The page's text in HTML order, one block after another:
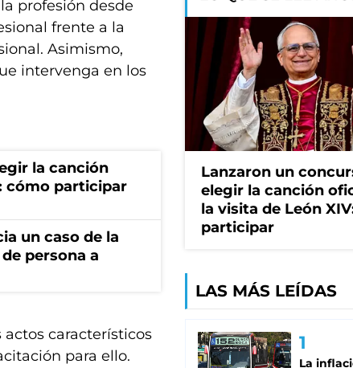
profesión desde
frente a la
Asimismo,
intervenga en los
la canción
cómo participar
un caso de la
persona a
característicos
para ello.
Lanzaron un
elegir la canción
la visita de León
participar
LAS MÁS LEÍDAS
La